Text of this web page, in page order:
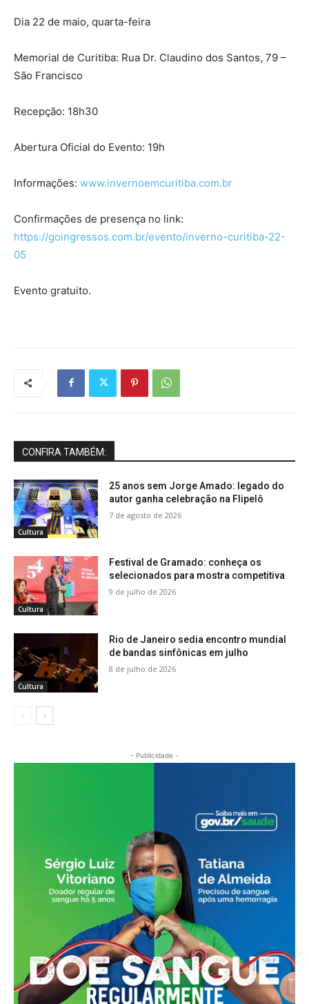
Dia 22 de maio, quarta-feira
Memorial de Curitiba: Rua Dr. Claudino dos Santos, 79 –
São Francisco
Recepção: 18h30
Abertura Oficial do Evento: 19h
Informações: www.invernoemcuritiba.com.br
Confirmações de presença no link:
https://goingressos.com.br/evento/inverno-curitiba-22-
05
Evento gratuito.
CONFIRA TAMBÉM:
Cultura
25 anos sem Jorge Amado: legado do
autor ganha celebração na Flipelô
7 de agosto de 2026
Cultura
Festival de Gramado: conheça os
selecionados para mostra competitiva
9 de julho de 2026
Cultura
Rio de Janeiro sedia encontro mundial
de bandas sinfônicas em julho
8 de julho de 2026
- Publicidade -